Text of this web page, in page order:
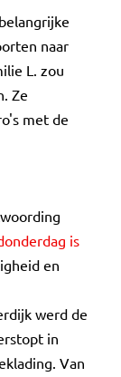
naar
L. zou
Ze
met de
is
en
werd de
in
Van